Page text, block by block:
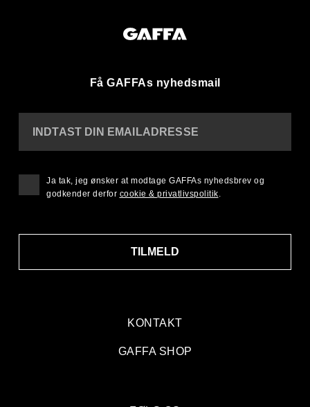
Få GAFFAs nyhedsmail
KONTAKT
GAFFA SHOP
INDTAST DIN EMAILADRESSE
TILMELD
Ja tak, jeg ønsker at modtage GAFFAs nyhedsbrev og
godkender derfor cookie & privatlivspolitik.